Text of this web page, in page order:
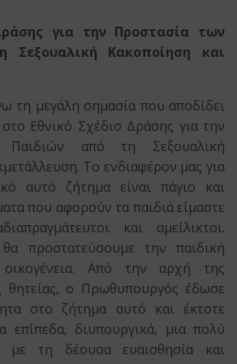
για την Προστασία των
Σεξουαλική Κακοποίηση και
τη μεγάλη σημασία που αποδίδει
Εθνικό Σχέδιο Δράσης για την
Παιδιών από τη Σεξουαλική
Το ενδιαφέρον μας για
αυτό ζήτημα είναι πάγιο και
που αφορούν τα παιδιά είμαστε
και αμείλικτοι.
προστατεύσουμε την παιδική
Από την αρχή της
θητείας, ο Πρωθυπουργός έδωσε
στο ζήτημα αυτό και έκτοτε
επίπεδα, διυπουργικά, μια πολύ
με τη δέουσα ευαισθησία και